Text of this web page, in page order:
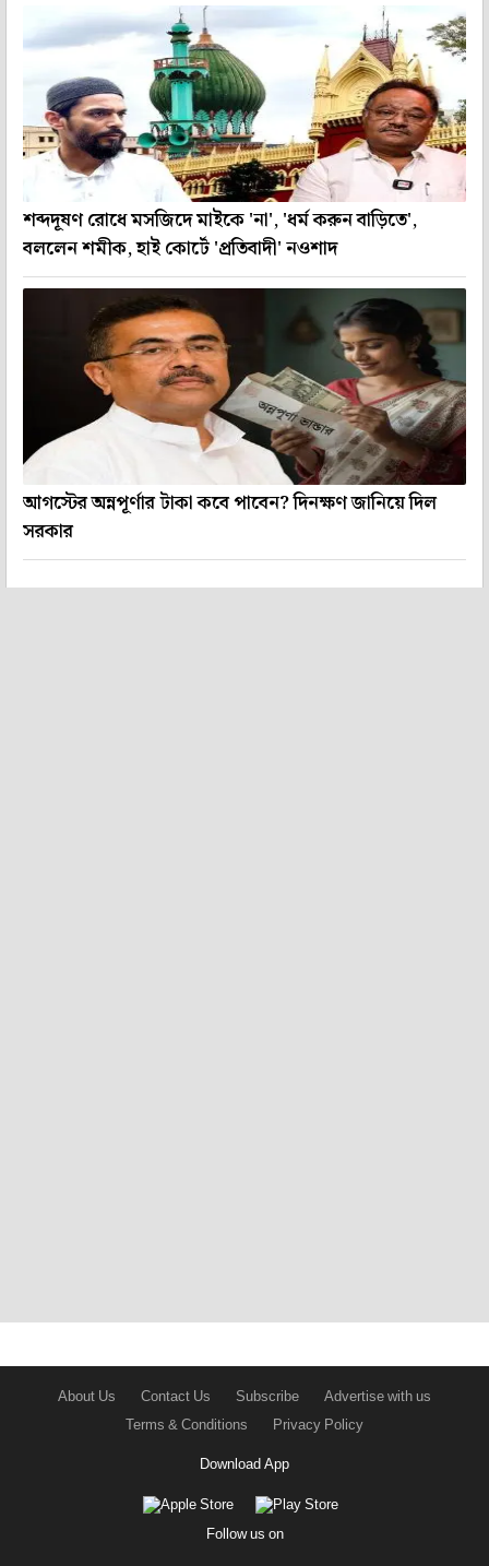
শব্দদূষণ রোধে মসজিদে মাইকে 'না', 'ধর্ম করুন বাড়িতে',
বললেন শমীক, হাই কোর্টে 'প্রতিবাদী' নওশাদ
আগস্টের অন্নপূর্ণার টাকা কবে পাবেন? দিনক্ষণ জানিয়ে দিল
সরকার
About Us Contact Us Subscribe
Advertise with us
Terms & Conditions
Privacy Policy
Download App
Follow us on